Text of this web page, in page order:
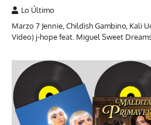
Lo Último
Marzo 7 Jennie, Childish Gambino, Kali
Video) j-hope feat. Miguel Sweet